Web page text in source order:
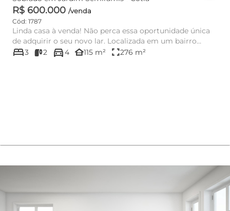
R$ 600.000 /venda
Cód: 1787
Linda casa à venda! Não perca essa oportunidade única
de adquirir o seu novo lar. Localizada em um bairro
tranquilo e ...
bed3 2 directions_car4 other_houses115 m² fullscreen276 m²